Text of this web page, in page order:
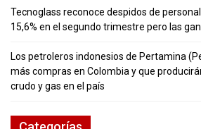
Tecnoglass reconoce despidos de
15,6% en el segundo trimestre pero las
Los petroleros indonesios de Pertamina
más compras en Colombia y que
crudo y gas en el país